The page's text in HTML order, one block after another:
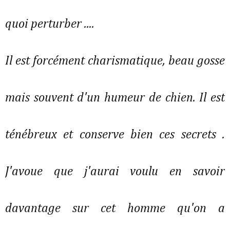
quoi perturber ....
Il est forcément charismatique, beau gosse
mais souvent d'un humeur de chien. Il est
ténébreux et conserve bien ces secrets .
J'avoue que j'aurai voulu en savoir
davantage sur cet homme qu'on a